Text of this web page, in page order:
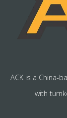
ACK is a China-
with